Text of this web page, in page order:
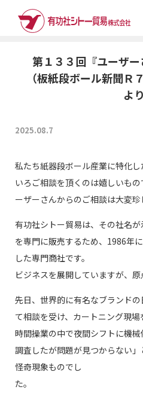
ホーム世界の現場から
（…
第１３３回『ユーザー
（板紙段ボール新聞Ｒ
より
2025.08.7
私たち紙器段ボール産業に特化
いろご相談を頂くのは嬉しいも
ーザーさんからのご相談は大変珍
有功社シトー貿易は、その社名が
を専門に販売するため、1986年
した専門商社です
ビジネスを展開していますが、原
先日、世界的に有名なブランド
て相談を受け、カートニング現
時間操業の中で夜間シフトに機
調査したが問題が見つからない
怪奇現象ものでし